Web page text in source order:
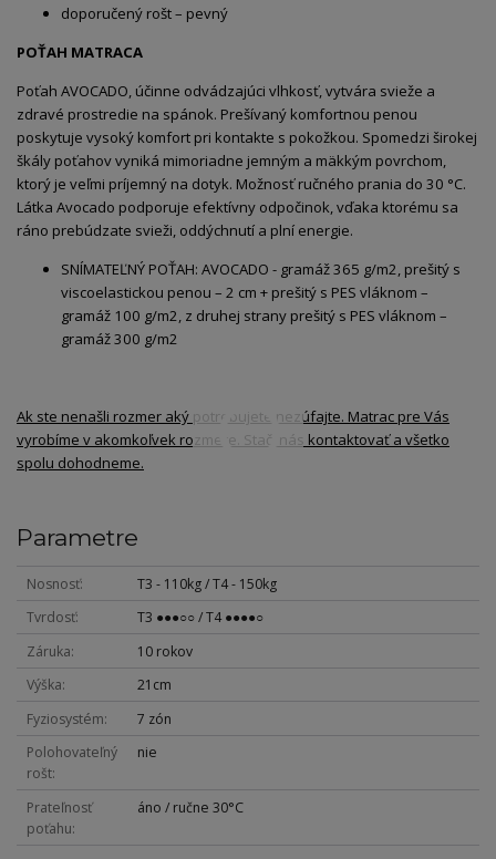
doporučený rošt – pevný
POŤAH MATRACA
Poťah AVOCADO, účinne odvádzajúci vlhkosť, vytvára svieže a
zdravé prostredie na spánok. Prešívaný komfortnou penou
poskytuje vysoký komfort pri kontakte s pokožkou. Spomedzi širokej
škály poťahov vyniká mimoriadne jemným a mäkkým povrchom,
ktorý je veľmi príjemný na dotyk. Možnosť ručného prania do 30 °C.
Látka Avocado podporuje efektívny odpočinok, vďaka ktorému sa
ráno prebúdzate svieži, oddýchnutí a plní energie.
SNÍMATEĽNÝ POŤAH: AVOCADO - gramáž 365 g/m2, prešitý s
viscoelastickou penou – 2 cm + prešitý s PES vláknom –
gramáž 100 g/m2, z druhej strany prešitý s PES vláknom –
gramáž 300 g/m2
Ak ste nenašli rozmer aký potrebujete nezúfajte. Matrac pre Vás
vyrobíme v akomkoľvek rozmere. Stačí nás kontaktovať a všetko
spolu dohodneme.
Parametre
Nosnosť
T3 - 110kg / T4 - 150kg
Tvrdosť
T3 ●●●○○ / T4 ●●●●○
Záruka
10 rokov
Výška
21cm
Fyziosystém
7 zón
Polohovateľný
rošt
nie
Prateľnosť
poťahu
áno / ručne 30°C